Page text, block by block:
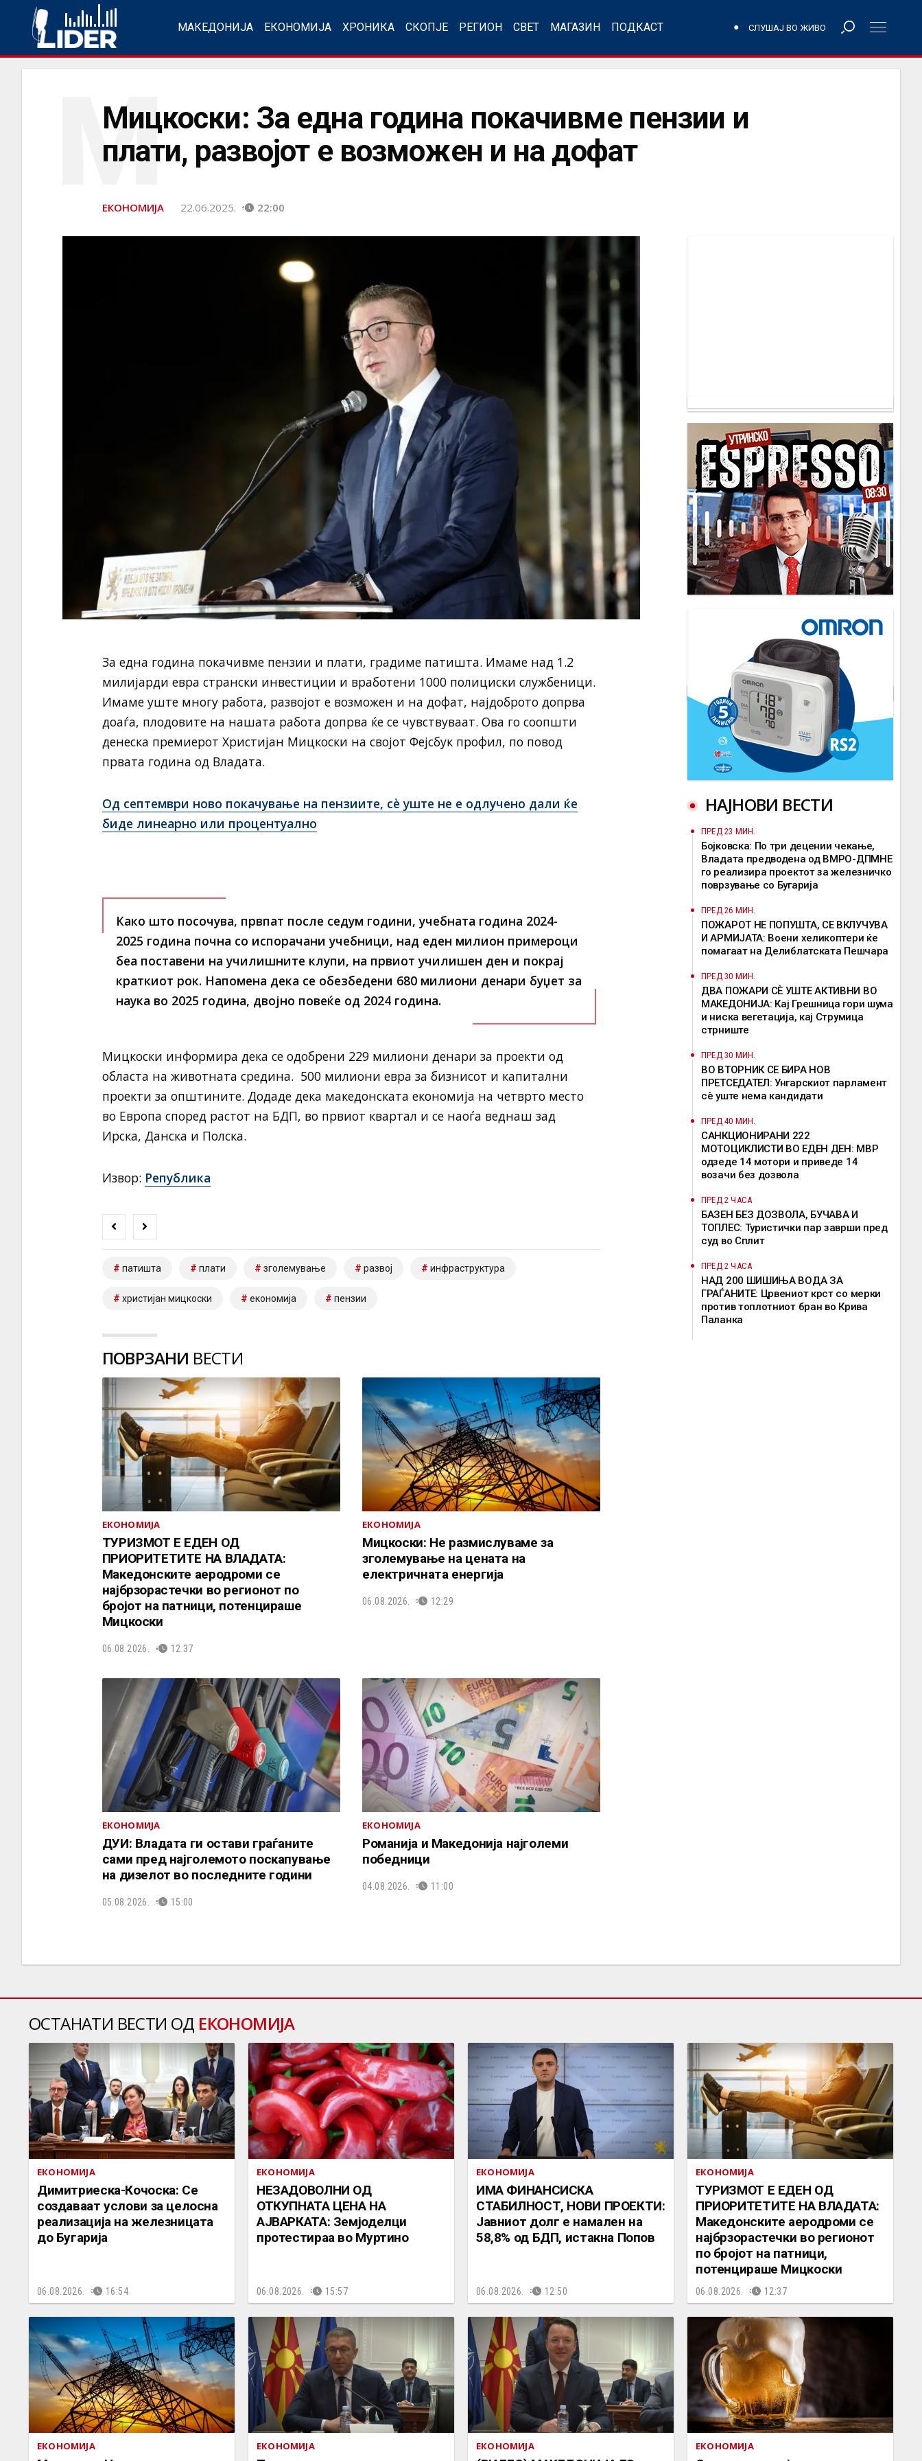
МАКЕДОНИЈА ЕКОНОМИЈА ХРОНИКА СКОПЈЕ РЕГИОН СВЕТ МАГАЗИН ПОДКАСТ СЛУШАЈ ВО ЖИВО
Мицкоски: За една година покачивме пензии и
плати, развојот е возможен и на дофат
М
ЕКОНОМИЈА 22.06.2025. 22:00
За една година покачивме пензии и плати, градиме патишта. Имаме над 1.2
милијарди евра странски инвестиции и вработени 1000 полициски службеници.
Имаме уште многу работа, развојот е возможен и на дофат, најдоброто допрва
доаѓа, плодовите на нашата работа допрва ќе се чувствуваат. Ова го соопшти
денеска премиерот Христијан Мицкоски на својот Фејсбук профил, по повод
првата година од Владата.
Од септември ново покачување на пензиите, сѐ уште не е одлучено дали ќе
биде линеарно или процентуално
Како што посочува, првпат после седум години, учебната година 2024-
2025 година почна со испорачани учебници, над еден милион примероци
беа поставени на училишните клупи, на првиот училишен ден и покрај
краткиот рок. Напомена дека се обезбедени 680 милиони денари буџет за
наука во 2025 година, двојно повеќе од 2024 година.
Мицкоски информира дека се одобрени 229 милиони денари за проекти од
областа на животната средина. 500 милиони евра за бизнисот и капитални
проекти за општините. Додаде дека македонската економија на четврто место
во Европа според растот на БДП, во првиот квартал и се наоѓа веднаш зад
Ирска, Данска и Полска.
Извор: Република
патишта плати зголемување развој инфраструктура
христијан мицкоски економија пензии
ПОВРЗАНИ ВЕСТИ
ЕКОНОМИЈА
ТУРИЗМОТ Е ЕДЕН ОД
ПРИОРИТЕТИТЕ НА ВЛАДАТА:
Македонските аеродроми се
најбрзорастечки во регионот по
бројот на патници, потенцираше
Мицкоски
06.08.2026. 12:37
ЕКОНОМИЈА
Мицкоски: Не размислуваме за
зголемување на цената на
електричната енергија
06.08.2026. 12:29
ЕКОНОМИЈА
ДУИ: Владата ги остави граѓаните
сами пред најголемото поскапување
на дизелот во последните години
05.08.2026. 15:00
ЕКОНОМИЈА
Романија и Македонија најголеми
победници
04.08.2026. 11:00
НАЈНОВИ ВЕСТИ
ПРЕД 23 МИН.
Бојковска: По три децении чекање,
Владата предводена од ВМРО-ДПМНЕ
го реализира проектот за железничко
поврзување со Бугарија
ПРЕД 26 МИН.
ПОЖАРОТ НЕ ПОПУШТА, СЕ ВКЛУЧУВА
И АРМИЈАТА: Воени хеликоптери ќе
помагаат на Делиблатската Пешчара
ПРЕД 30 МИН.
ДВА ПОЖАРИ СÈ УШТЕ АКТИВНИ ВО
МАКЕДОНИЈА: Кај Грешница гори шума
и ниска вегетација, кај Струмица
стрниште
ПРЕД 30 МИН.
ВО ВТОРНИК СЕ БИРА НОВ
ПРЕТСЕДАТЕЛ: Унгарскиот парламент
сè уште нема кандидати
ПРЕД 40 МИН.
САНКЦИОНИРАНИ 222
МОТОЦИКЛИСТИ ВО ЕДЕН ДЕН: МВР
одзеде 14 мотори и приведе 14
возачи без дозвола
ПРЕД 2 ЧАСА
БАЗЕН БЕЗ ДОЗВОЛА, БУЧАВА И
ТОПЛЕС: Туристички пар заврши пред
суд во Сплит
ПРЕД 2 ЧАСА
НАД 200 ШИШИЊА ВОДА ЗА
ГРАЃАНИТЕ: Црвениот крст со мерки
против топлотниот бран во Крива
Паланка
ОСТАНАТИ ВЕСТИ ОД ЕКОНОМИЈА
ЕКОНОМИЈА
Димитриеска-Кочоска: Се
создаваат услови за целосна
реализација на железницата
до Бугарија
06.08.2026. 16:54
ЕКОНОМИЈА
НЕЗАДОВОЛНИ ОД
ОТКУПНАТА ЦЕНА НА
АЈВАРКАТА: Земјоделци
протестираа во Муртино
06.08.2026. 15:57
ЕКОНОМИЈА
ИМА ФИНАНСИСКА
СТАБИЛНОСТ, НОВИ ПРОЕКТИ:
Јавниот долг е намален на
58,8% од БДП, истакна Попов
06.08.2026. 12:50
ЕКОНОМИЈА
ТУРИЗМОТ Е ЕДЕН ОД
ПРИОРИТЕТИТЕ НА ВЛАДАТА:
Македонските аеродроми се
најбрзорастечки во регионот
по бројот на патници,
потенцираше Мицкоски
06.08.2026. 12:37
ЕКОНОМИЈА ЕКОНОМИЈА ЕКОНОМИЈА ЕКОНОМИЈА